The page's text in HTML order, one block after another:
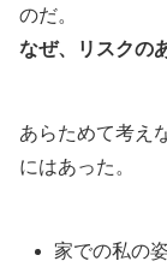
のだ。
なぜ、リスクの
あらためて考え
にはあった。
家での私の